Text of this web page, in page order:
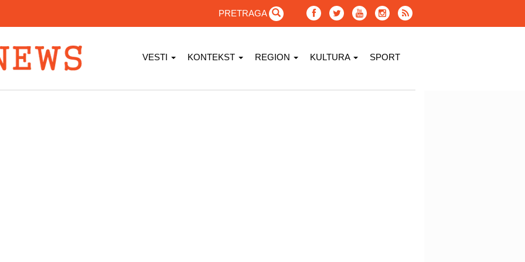
PRETRAGA
VESTI KONTEKST REGION KULTURA SPORT